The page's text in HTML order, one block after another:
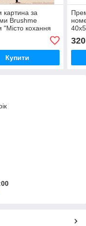
картина за
Brushme
"Місто кохання
Купити
320